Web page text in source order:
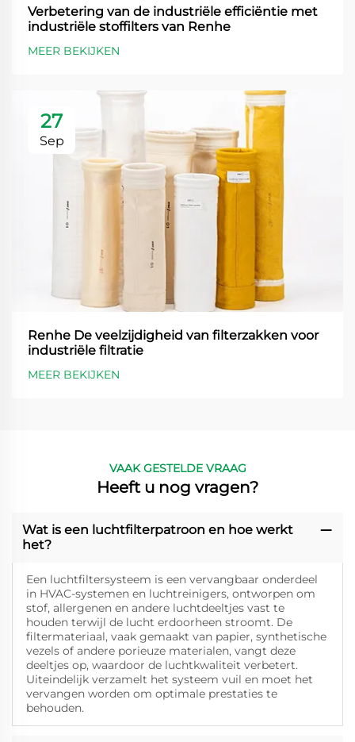
Verbetering van de industriële efficiëntie met
industriële stoffilters van Renhe
MEER BEKIJKEN
27
Sep
Renhe De veelzijdigheid van filterzakken voor
industriële filtratie
MEER BEKIJKEN
VAAK GESTELDE VRAAG
Heeft u nog vragen?
Wat is een luchtfilterpatroon en hoe werkt
het?
Een luchtfiltersysteem is een vervangbaar onderdeel
in HVAC-systemen en luchtreinigers, ontworpen om
stof, allergenen en andere luchtdeeltjes vast te
houden terwijl de lucht erdoorheen stroomt. De
filtermateriaal, vaak gemaakt van papier, synthetische
vezels of andere porieuze materialen, vangt deze
deeltjes op, waardoor de luchtkwaliteit verbetert.
Uiteindelijk verzamelt het systeem vuil en moet het
vervangen worden om optimale prestaties te
behouden.